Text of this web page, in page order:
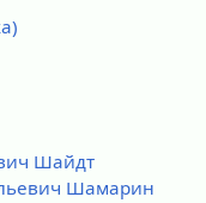
Шайдт
Шамарин